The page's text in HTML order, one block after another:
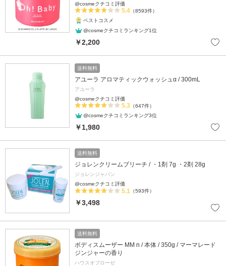
@cosmeクチコミ評価
5.4 （8593件）
ベストコスメ
@cosmeクチコミランキング1位
￥2,200
送料無料
アユーラ アロマティックウォッシュα / 300mL
アユーラ
@cosmeクチコミ評価
5.3 （647件）
@cosmeクチコミランキング3位
￥1,980
送料無料
ジョレンクリームブリーチ / ・1剤 7g ・2剤 28g
ジョレンジャパン
@cosmeクチコミ評価
5.1 （593件）
￥3,498
送料無料
ボディスムーザー MM n / 本体 / 350g / マーマレード
ジンジャーの香り
ハウスオブローゼ